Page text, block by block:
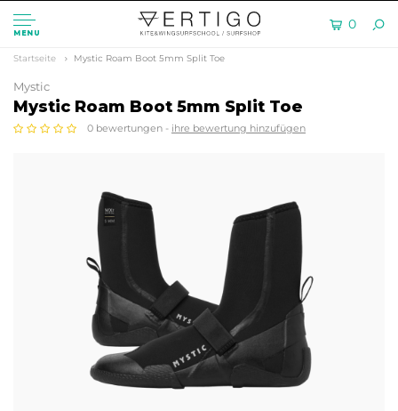
MENU
0
Startseite Mystic Roam Boot 5mm Split Toe
Mystic
Mystic Roam Boot 5mm Split Toe
0 bewertungen - ihre bewertung hinzufügen